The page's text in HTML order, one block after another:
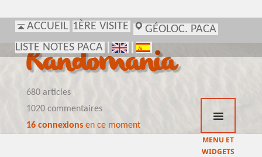
ACCUEIL 1ÈRE VISITE
GÉOLOC. PACA
LISTE NOTES PACA
Randomania
680 articles
1020 commentaires
16 connexionsen ce moment
MENU ET
WIDGETS